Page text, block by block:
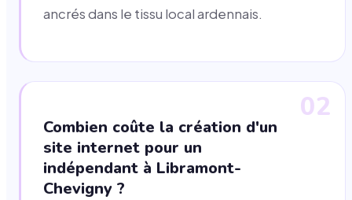
ancrés dans le tissu local ardennais.
02
Combien coûte la création d'un
site internet pour un
indépendant à Libramont-
Chevigny ?